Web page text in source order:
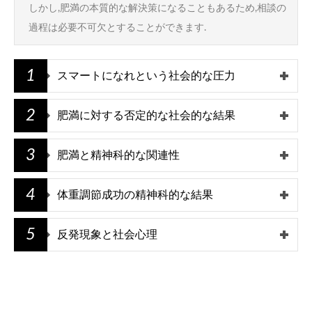
しかし,肥満の本質的な解決策になることもあるため,相談の
過程は必要不可欠とすることができます.
1 スマートになれという社会的な圧力
2 肥満に対する否定的な社会的な結果
3 肥満と精神科的な関連性
4 体重調節成功の精神科的な結果
5 反発現象と社会心理